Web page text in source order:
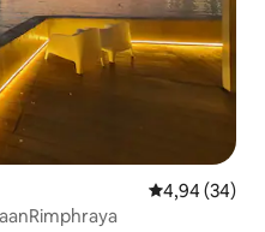
Priemerné
4,94 (34)